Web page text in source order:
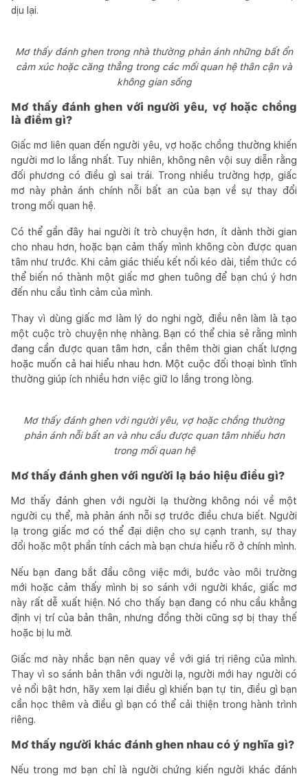
dịu lại.
Mơ thấy đánh ghen trong nhà thường phản ánh những bất ổn
cảm xúc hoặc căng thẳng trong các mối quan hệ thân cận và
không gian sống
Mơ thấy đánh ghen với người yêu, vợ hoặc chồng
là điềm gì?
Giấc mơ liên quan đến người yêu, vợ hoặc chồng thường khiến
người mơ lo lắng nhất. Tuy nhiên, không nên vội suy diễn rằng
đối phương có điều gì sai trái. Trong nhiều trường hợp, giấc
mơ này phản ánh chính nỗi bất an của bạn về sự thay đổi
trong mối quan hệ.
Có thể gần đây hai người ít trò chuyện hơn, ít dành thời gian
cho nhau hơn, hoặc bạn cảm thấy mình không còn được quan
tâm như trước. Khi cảm giác thiếu kết nối kéo dài, tiềm thức có
thể biến nó thành một giấc mơ ghen tuông để bạn chú ý hơn
đến nhu cầu tình cảm của mình.
Thay vì dùng giấc mơ làm lý do nghi ngờ, điều nên làm là tạo
một cuộc trò chuyện nhẹ nhàng. Bạn có thể chia sẻ rằng mình
đang cần được quan tâm hơn, cần thêm thời gian chất lượng
hoặc muốn cả hai hiểu nhau hơn. Một cuộc đối thoại bình tĩnh
thường giúp ích nhiều hơn việc giữ lo lắng trong lòng.
Mơ thấy đánh ghen với người yêu, vợ hoặc chồng thường
phản ánh nỗi bất an và nhu cầu được quan tâm nhiều hơn
trong mối quan hệ
Mơ thấy đánh ghen với người lạ báo hiệu điều gì?
Mơ thấy đánh ghen với người lạ thường không nói về một
người cụ thể, mà phản ánh nỗi sợ trước điều chưa biết. Người
lạ trong giấc mơ có thể đại diện cho sự cạnh tranh, sự thay
đổi hoặc một phần tính cách mà bạn chưa hiểu rõ ở chính mình.
Nếu bạn đang bắt đầu công việc mới, bước vào môi trường
mới hoặc cảm thấy mình bị so sánh với người khác, giấc mơ
này rất dễ xuất hiện. Nó cho thấy bạn đang có nhu cầu khẳng
định vị trí của bản thân, nhưng đồng thời cũng sợ bị thay thế
hoặc bị lu mờ.
Giấc mơ này nhắc bạn nên quay về với giá trị riêng của mình.
Thay vì so sánh bản thân với người lạ, người mới hay người có
vẻ nổi bật hơn, hãy xem lại điều gì khiến bạn tự tin, điều gì bạn
cần học thêm và điều gì bạn có thể cải thiện trong hành trình
riêng.
Mơ thấy người khác đánh ghen nhau có ý nghĩa gì?
Nếu trong mơ bạn chỉ là người chứng kiến người khác đánh